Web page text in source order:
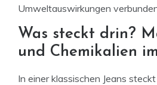
Umweltauswirkungen
Was steckt drin?
und Chemikalien
In einer klassischen Jeans